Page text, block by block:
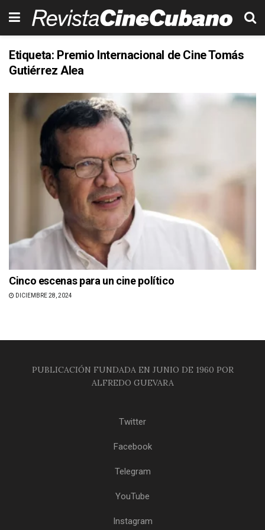
Etiqueta: Premio Internacional de Cine Tomás
Gutiérrez Alea
Cinco escenas para un cine político
DICIEMBRE 28, 2024
PUBLICACIÓN FUNDADA EN JUNIO DE 1960 POR
ALFREDO GUEVARA
Twitter
Facebook
Telegram
YouTube
Instagram